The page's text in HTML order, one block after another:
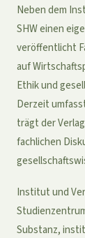
Neben dem
SHW einen
veröffentlicht
auf
Ethik und
Derzeit
trägt der
fachlichen
Institut und
Substanz,